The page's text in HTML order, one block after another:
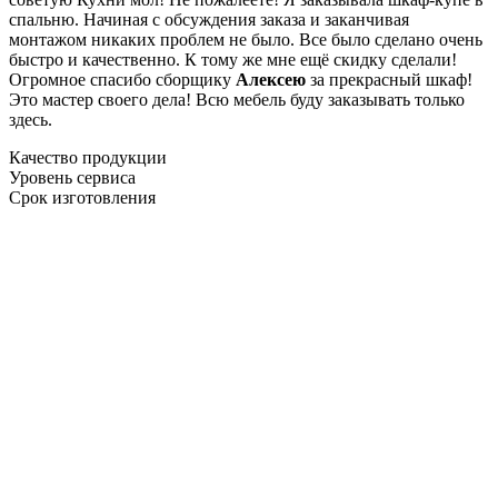
спальню. Начиная с обсуждения заказа и заканчивая
монтажом никаких проблем не было. Все было сделано очень
быстро и качественно. К тому же мне ещё скидку сделали!
Огромное спасибо сборщику Алексею за прекрасный шкаф!
Это мастер своего дела! Всю мебель буду заказывать только
здесь.
Качество продукции
Уровень сервиса
Срок изготовления